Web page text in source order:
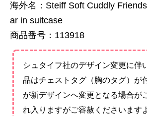
海外名：Steiff Soft Cuddly
ar in suitcase
商品番号：113918
シュタイフ社のデザイン変更に伴
品はチェストタグ（胸のタグ）が
が新デザインへ変更となる場合が
れ入りますがご容赦くださいます